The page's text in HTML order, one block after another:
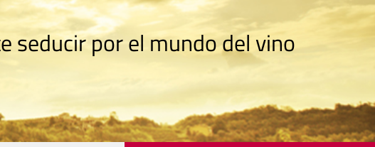
seducir por el mundo del vino